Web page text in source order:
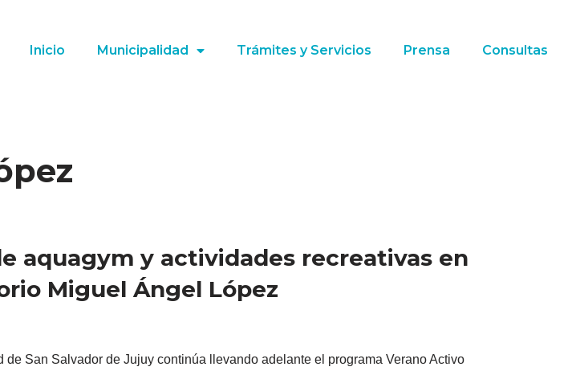
Inicio Municipalidad Trámites y Servicios Prensa Consultas
aquagym y actividades recreativas en
Miguel Ángel López
de San Salvador de Jujuy continúa llevando adelante el programa Verano Activo